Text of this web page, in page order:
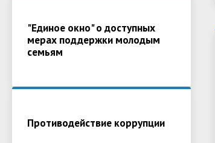
"Единое окно" о доступных
мерах поддержки молодым
семьям
Противодействие коррупции